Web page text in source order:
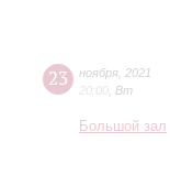
23 ноября 2021
20:00 Вт
Большой зал